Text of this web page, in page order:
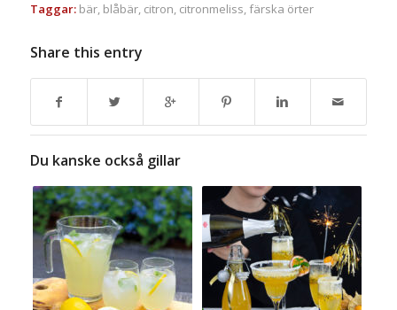
Taggar: bär, blåbär, citron, citronmeliss,färska örter
Share this entry
Du kanske också gillar